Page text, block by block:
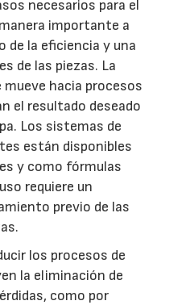
necesarios para el
importante a
de la eficiencia y una
de las piezas. La
hacia procesos
el resultado deseado
Los sistemas de
están disponibles
y como fórmulas
requiere un
previo de las
los procesos de
la eliminación de
como por